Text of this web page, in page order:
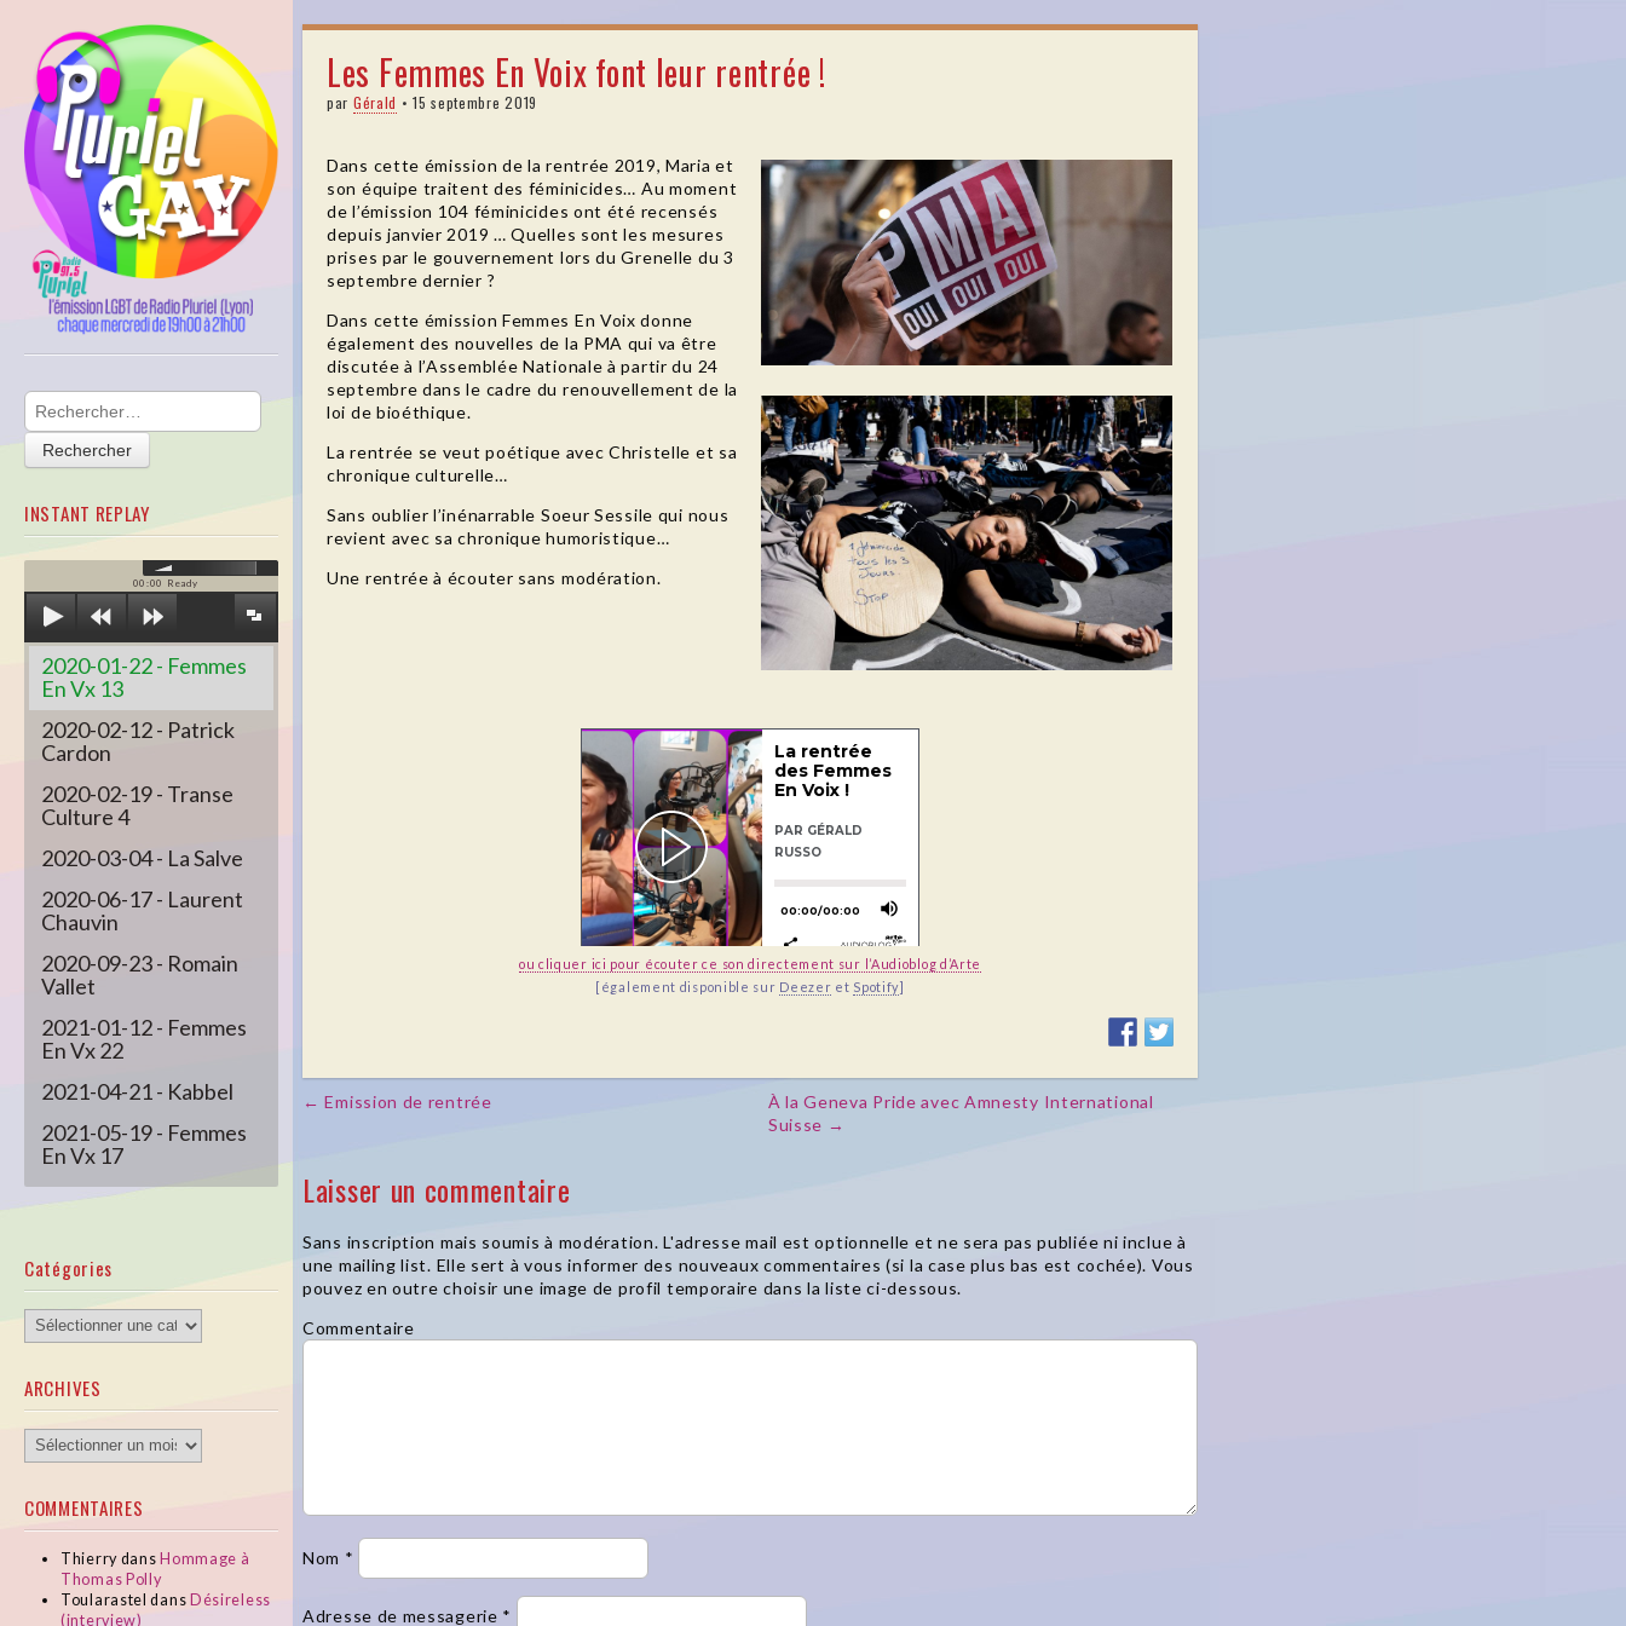
pluriel
gay
Main menu
Rechercher :
INSTANT REPLAY
00:00 Ready
2020-01-22 - Femmes
En Vx 13
2020-02-12 - Patrick
Cardon
2020-02-19 - Transe
Culture 4
2020-03-04 - La Salve
2020-06-17 - Laurent
Chauvin
2020-09-23 - Romain
Vallet
2021-01-12 - Femmes
En Vx 22
2021-04-21 - Kabbel
2021-05-19 - Femmes
En Vx 17
2021-09-08 - Claire
2021-10-03 - SLP
Elodie Font
2021-10-06 - Frida Salo
Catégories
Catégories
ARCHIVES
ARCHIVES
COMMENTAIRES
ThierrydansHommage à
Thomas Polly
Toularastel dans Désireless
(interview)
Les Femmes En Voix font leur rentrée !
par Gérald •15 septembre 2019
Dans cette émission de la rentrée 2019, Maria et
son équipe traitent des féminicides… Au moment
de l’émission 104 féminicides ont été recensés
depuis janvier 2019 … Quelles sont les mesures
prises par le gouvernement lors du Grenelle du 3
septembre dernier ?
Dans cette émission Femmes En Voix donne
également des nouvelles de la PMA qui va être
discutée à l’Assemblée Nationale à partir du 24
septembre dans le cadre du renouvellement de la
loi de bioéthique.
La rentrée se veut poétique avec Christelle et sa
chronique culturelle…
Sans oublier l’inénarrable Soeur Sessile qui nous
revient avec sa chronique humoristique…
Une rentrée à écouter sans modération.
ou cliquer ici pour écouter ce son directement sur l’Audioblog d’Arte
[également disponible sur Deezer et Spotify]
← Emission de rentrée
À la Geneva Pride avec Amnesty International
Suisse →
Laisser un commentaire
Sans inscription mais soumis à modération. L'adresse mail est optionnelle et ne sera pas publiée ni inclue à
une mailing list. Elle sert à vous informer des nouveaux commentaires (si la case plus bas est cochée). Vous
pouvez en outre choisir une image de profil temporaire dans la liste ci-dessous.
Commentaire
Nom *
Adresse de messagerie *